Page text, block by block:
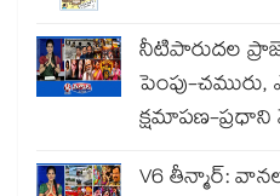
నీటిపారుదల
పెంపు-చమురు,
క్షమాపణ-
V6 తీన్మార్: